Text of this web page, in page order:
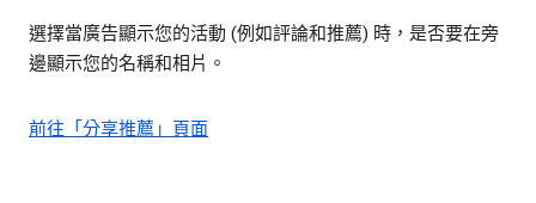
選擇當廣告顯示您的活動 (例如評論和推薦) 時，是否要在旁
邊顯示您的名稱和相片。
前往「分享推薦」頁面